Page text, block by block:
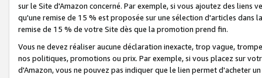
sur le Site d'Amazon concerné. Par exemple, si vous ajoutez des
qu'une remise de 15 % est proposée sur une sélection d'articles
remise de 15 % de votre Site dès que la promotion prend fin.
Vous ne devez réaliser aucune déclaration inexacte, trop vague,
nos politiques, promotions ou prix. Par exemple, si vous placez sur
d'Amazon, vous ne pouvez pas indiquer que le lien permet d'acheter